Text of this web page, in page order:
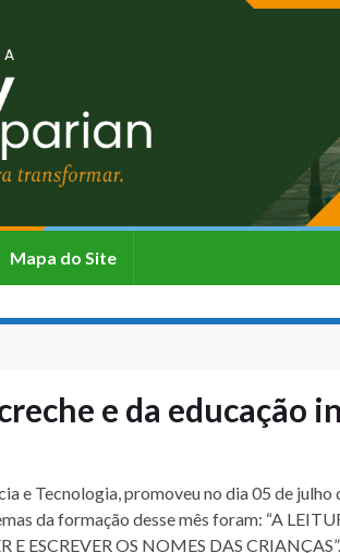
Mapa do Site
e da educação
Tecnologia, promoveu no dia 05 de julho
da formação desse mês foram: “A
ESCREVER OS NOMES DAS CRIANÇAS”.